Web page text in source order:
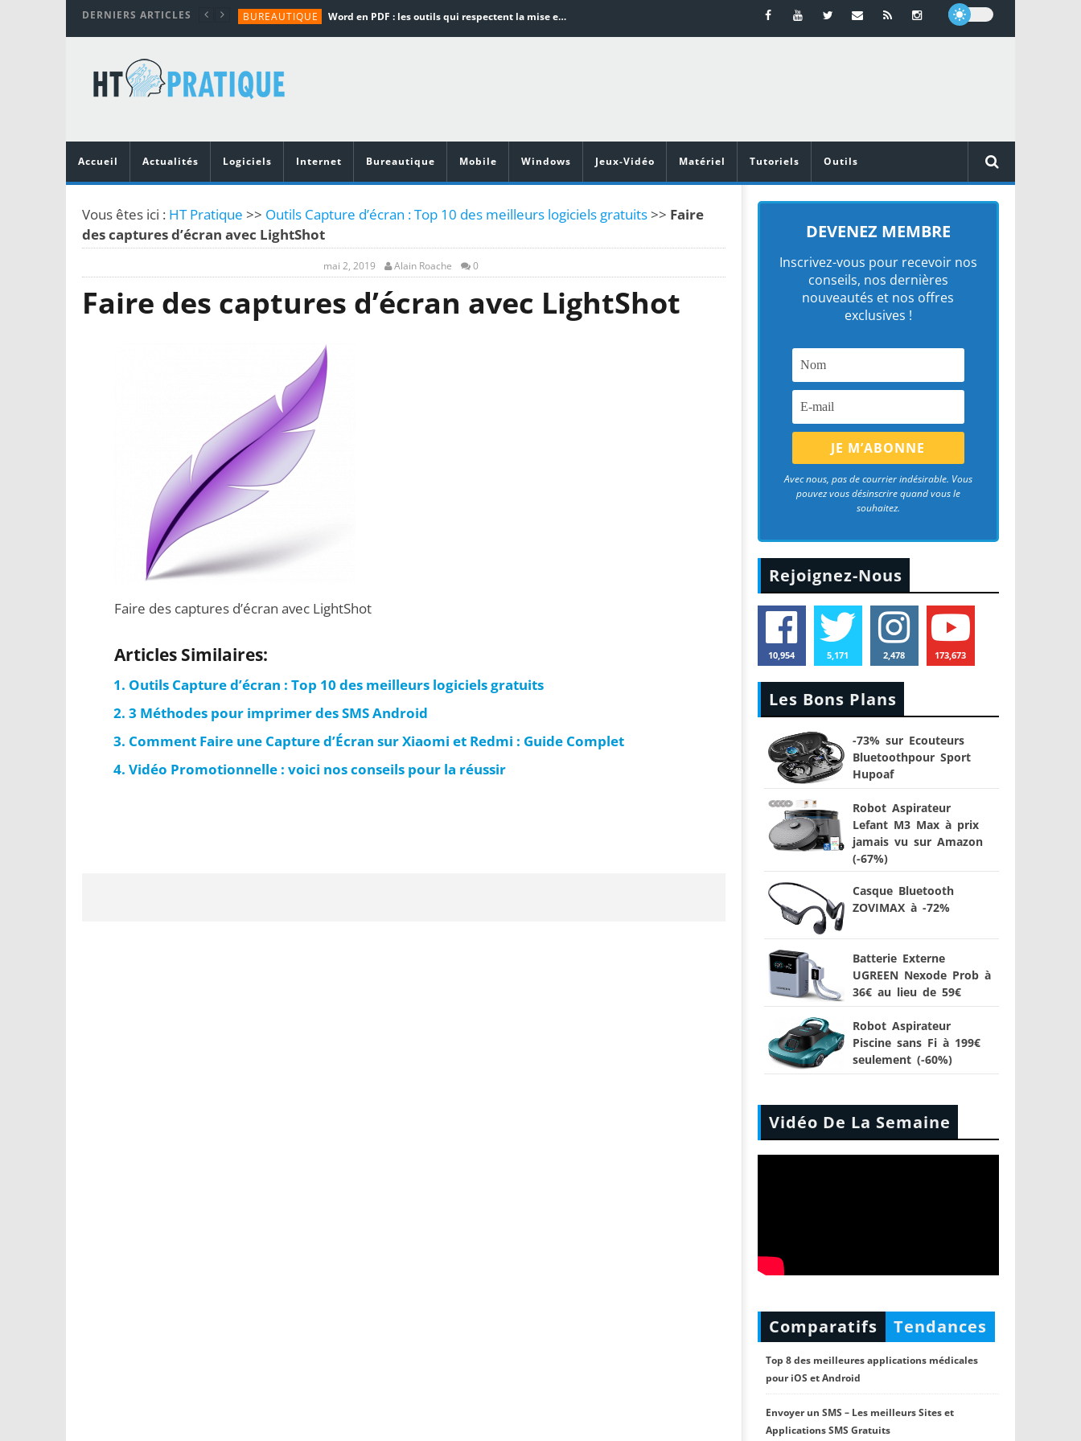
DERNIERS ARTICLES BUREAUTIQUE Word en PDF : les outils qui respectent la mise en page
TUTORIALS
MATÉRIEL
Vidéoprojecteurs Asus : Top 6 des meilleurs modèles de la marque
Accueil
Actualités Logiciels Internet Bureautique Mobile Windows Jeux-Vidéo Matériel Tutoriels Outils
Vous êtes ici : HT Pratique >> Outils Capture d’écran : Top 10 des meilleurs logiciels gratuits>> Faire
des captures d’écran avec LightShot
mai 2, 2019 Alain Roache 0
Faire des captures d’écran avec LightShot
Faire des captures d’écran avec LightShot
Articles Similaires:
Outils Capture d’écran : Top 10 des meilleurs logiciels gratuits
3 Méthodes pour imprimer des SMS Android
Comment Faire une Capture d’Écran sur Xiaomi et Redmi : Guide Complet
Vidéo Promotionnelle : voici nos conseils pour la réussir
DEVENEZ MEMBRE
Inscrivez-vous pour recevoir nos
conseils, nos dernières
nouveautés et nos offres
exclusives !
Avec nous, pas de courrier indésirable. Vous
pouvez vous désinscrire quand vous le
souhaitez.
Rejoignez-Nous
10,954 5,171 2,478 173,673
Les Bons Plans
-73% sur Ecouteurs
Bluetoothpour Sport
Hupoaf
Robot Aspirateur
Lefant M3 Max à prix
jamais vu sur Amazon
(-67%)
Casque Bluetooth
ZOVIMAX à -72%
Batterie Externe
UGREEN Nexode Prob à
36€ au lieu de 59€
Robot Aspirateur
Piscine sans Fi à 199€
seulement (-60%)
Vidéo De La Semaine
Comparatifs Tendances
Top 8 des meilleures applications médicales
pour iOS et Android
Envoyer un SMS – Les meilleurs Sites et
Applications SMS Gratuits